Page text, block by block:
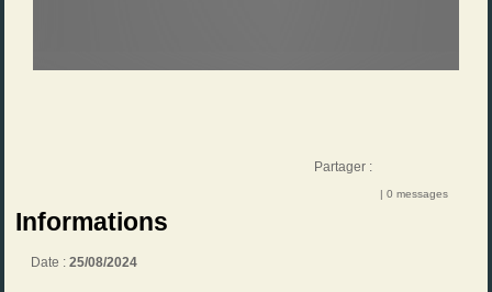
Partager :
| 0 messages
Informations
Date :25/08/2024